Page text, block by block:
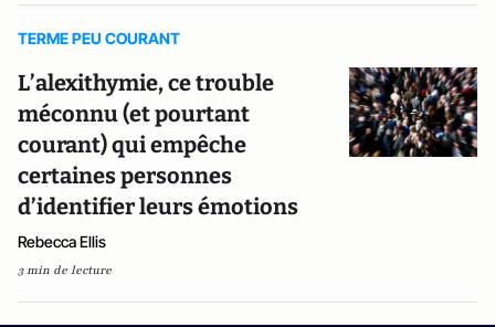
TERME PEU COURANT
L’alexithymie, ce trouble
méconnu (et pourtant
courant) qui empêche
certaines personnes
d’identifier leurs émotions
Rebecca Ellis
3 min de lecture